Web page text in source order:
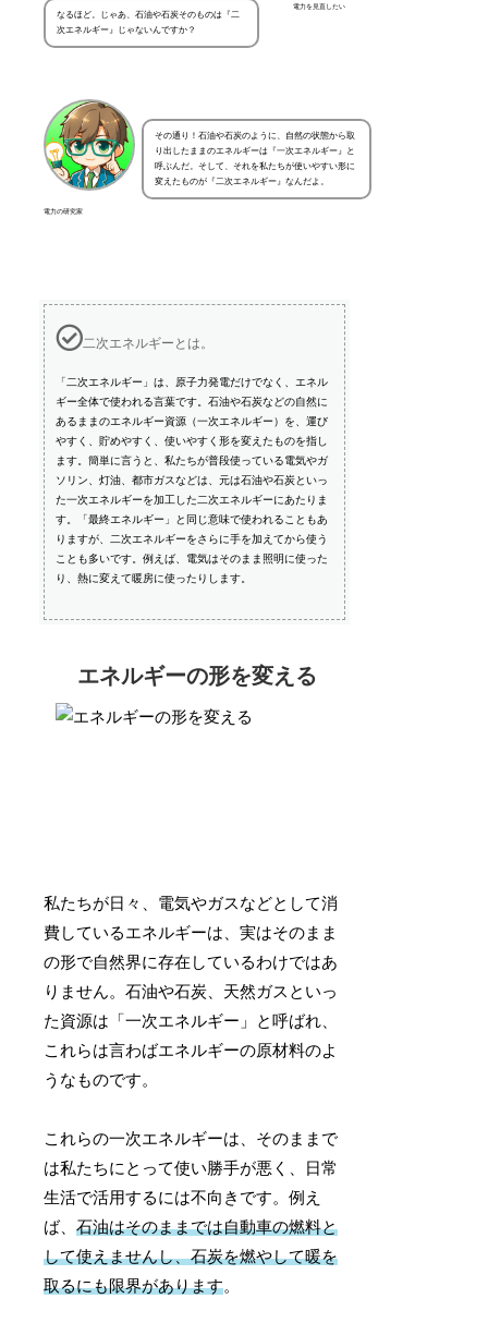
電力を見直したい
なるほど。じゃあ、石油や石炭そのものは『二
次エネルギー』じゃないんですか？
電力の研究家
その通り！石油や石炭のように、自然の状態から取
り出したままのエネルギーは『一次エネルギー』と
呼ぶんだ。そして、それを私たちが使いやすい形に
変えたものが『二次エネルギー』なんだよ。
二次エネルギーとは。
「二次エネルギー」は、原子力発電だけでなく、エネル
ギー全体で使われる言葉です。石油や石炭などの自然に
あるままのエネルギー資源（一次エネルギー）を、運び
やすく、貯めやすく、使いやすく形を変えたものを指し
ます。簡単に言うと、私たちが普段使っている電気やガ
ソリン、灯油、都市ガスなどは、元は石油や石炭といっ
た一次エネルギーを加工した二次エネルギーにあたりま
す。「最終エネルギー」と同じ意味で使われることもあ
りますが、二次エネルギーをさらに手を加えてから使う
ことも多いです。例えば、電気はそのまま照明に使った
り、熱に変えて暖房に使ったりします。
エネルギーの形を変える
私たちが日々、電気やガスなどとして消
費しているエネルギーは、実はそのまま
の形で自然界に存在しているわけではあ
りません。石油や石炭、天然ガスといっ
た資源は「一次エネルギー」と呼ばれ、
これらは言わばエネルギーの原材料のよ
うなものです。
これらの一次エネルギーは、そのままで
は私たちにとって使い勝手が悪く、日常
生活で活用するには不向きです。例え
ば、石油はそのままでは自動車の燃料と
して使えませんし、石炭を燃やして暖を
取るにも限界があります。